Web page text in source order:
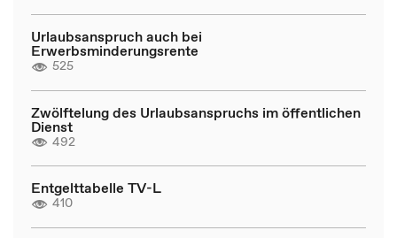
Urlaubsanspruch auch bei
Erwerbsminderungsrente
525
Zwölftelung des Urlaubsanspruchs im öffentlichen
Dienst
492
Entgelttabelle TV-L
410